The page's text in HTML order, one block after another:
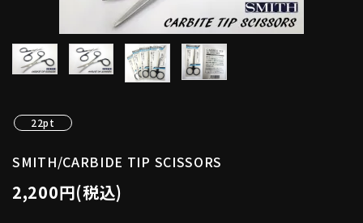
22pt
SMITH/CARBIDE TIP SCISSORS
2,200円(税込)